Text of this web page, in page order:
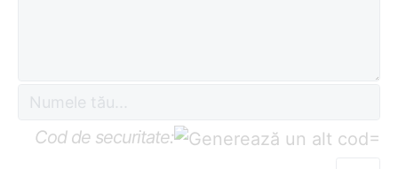
Cod de securitate: =